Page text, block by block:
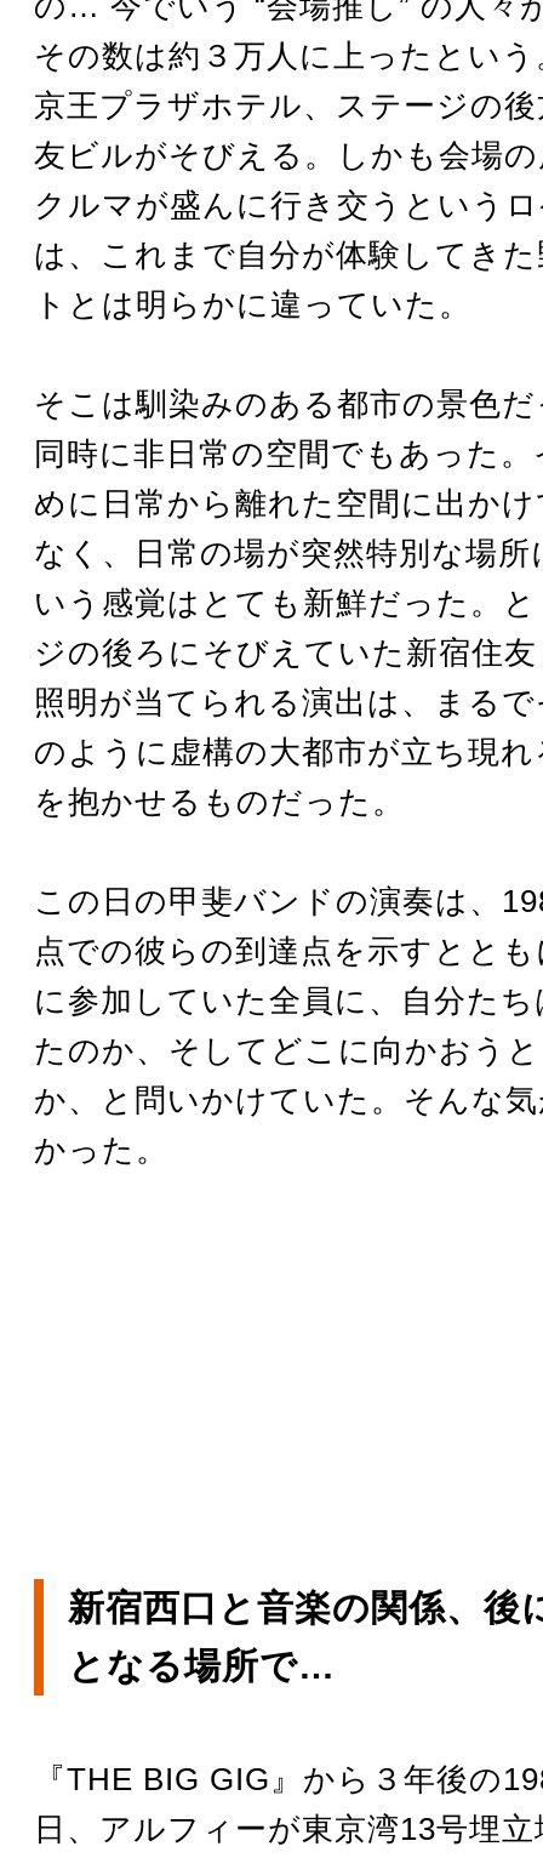
その数は約３万人に上ったとい
京王プラザホテル、ステージの
友ビルがそびえる。しかも会場
クルマが盛んに行き交うという
は、これまで自分が体験してき
トとは明らかに違っていた。
そこは馴染みのある都市の景色
同時に非日常の空間でもあった
めに日常から離れた空間に出か
なく、日常の場が突然特別な場
いう感覚はとても新鮮だった。
ジの後ろにそびえていた新宿住
照明が当てられる演出は、まる
のように虚構の大都市が立ち現
を抱かせるものだった。
この日の甲斐バンドの演奏は、
点での彼らの到達点を示すとと
に参加していた全員に、自分た
たのか、そしてどこに向かおう
か、と問いかけていた。そんな
かった。
新宿西口と音楽の関係、後
となる場所で…
『THE BIG GIG』から３年後の
日、アルフィーが東京湾13号埋